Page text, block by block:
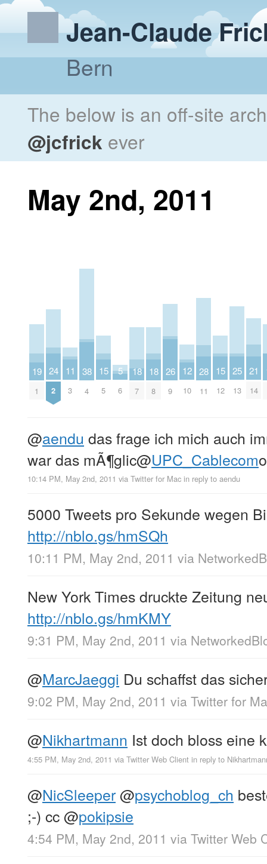
Jean-Claude
Bern
The below is an off-site
@jcfrick ever
May 2nd, 2011
19
1
24
2
11
3
38
4
15
5
5
6
18
7
18
8
26
9
12
10
28
11
15
12
25
13
21
14
@aendu das frage ich mich auch
war das mÃ¶glic@UPC_Cablecom
10:14 PM, May 2nd, 2011 via Twitter for Mac in reply to aendu
5000 Tweets pro Sekunde wegen
http://nblo.gs/hmSQh
10:11 PM, May 2nd, 2011 via
New York Times druckte Zeitung
http://nblo.gs/hmKMY
9:31 PM, May 2nd, 2011 via
@MarcJaeggi Du schaffst das
9:02 PM, May 2nd, 2011 via Twitter for
@Nikhartmann Ist doch bloss eine
4:55 PM, May 2nd, 2011 via Twitter Web Client in reply to
@NicSleeper@psychoblog_ch
;-) cc@pokipsie
4:54 PM, May 2nd, 2011 via Twitter Web